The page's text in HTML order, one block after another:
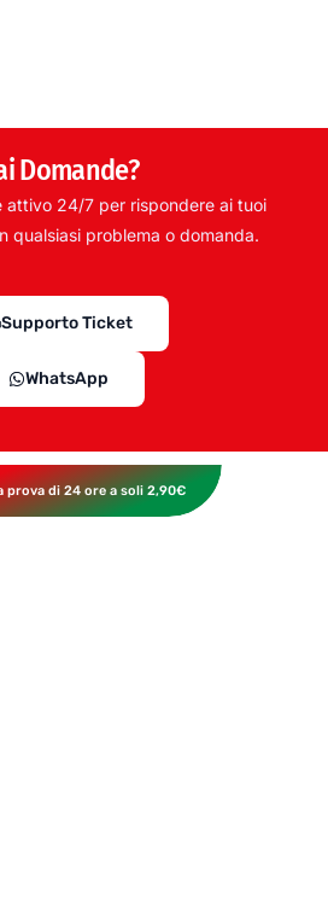
Domande?
attivo 24/7 per rispondere ai tuoi
qualsiasi problema o domanda.
Supporto Ticket
WhatsApp
prova di 24 ore a soli 2,90€